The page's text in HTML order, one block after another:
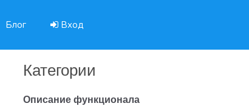
Блог Вход
Категории
Описание функционала